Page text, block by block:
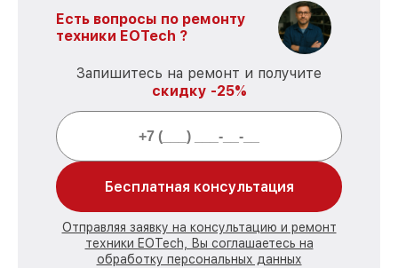
Есть вопросы по ремонту
техники EOTech ?
Запишитесь на ремонт и получите
скидку -25%
Бесплатная консультация
Отправляя заявку на консультацию и ремонт
техники EOTech, Вы соглашаетесь на
обработку персональных данных